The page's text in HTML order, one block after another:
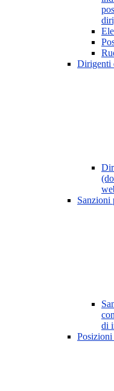
Dirigenti
Sanzioni
di